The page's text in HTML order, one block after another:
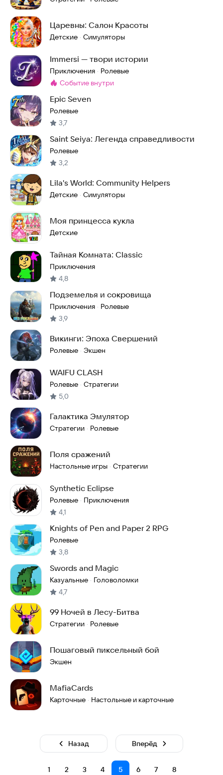
Царевны: Салон Красоты
Детские · Симуляторы
Immersi — твори истории
Приключения · Ролевые
Метка:
событие внутри
Epic Seven
Ролевые
3,7
Saint Seiya: Легенда справедливости
Ролевые
3,2
Lila's World: Community Helpers
Детские · Симуляторы
Моя принцесса кукла
Детские
Тайная Комната: Classic
Приключения
4,8
Подземелья и сокровища
Приключения · Ролевые
3,9
Викинги: Эпоха Свершений
Ролевые · Экшен
WAIFU CLASH
Ролевые · Стратегии
5,0
Галактика Эмулятор
Стратегии · Ролевые
Поля сражений
Настольные игры · Стратегии
Synthetic Eclipse
Ролевые · Приключения
4,1
Knights of Pen and Paper 2 RPG
Ролевые
3,8
Swords and Magic
Казуальные · Головоломки
4,7
99 Ночей в Лесу-Битва
Стратегии · Ролевые
Пошаговый пиксельный бой
Экшен
MafiaCards
Карточные · Настольные и карточные
Назад
1 2 3 4 5 6 7 8
Вперёд